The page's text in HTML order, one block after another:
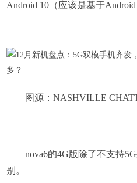
Android 10（应该是基于Android
图源：NASHVILLE
nova6的4G版除了不支持
别。